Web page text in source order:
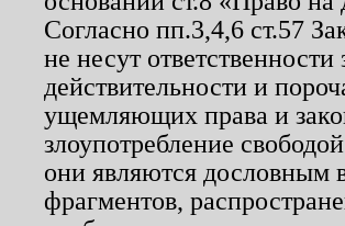
Согласно пп.3,4,6 ст.57
не несут
действительности и
ущемляющих права и
злоупотребление
они являются дословным
фрагментов,